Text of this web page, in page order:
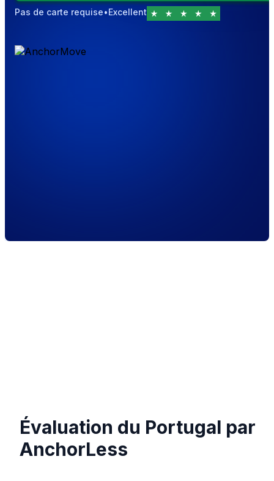
Pas de carte requise•Excellent
Évaluation du Portugal par
AnchorLess